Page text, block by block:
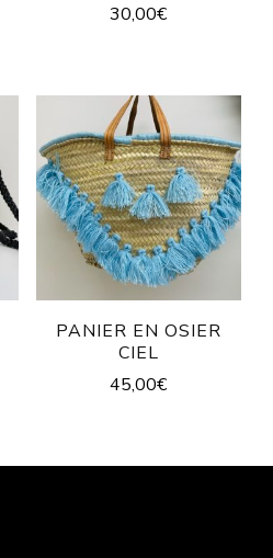
30,00€
PANIER EN OSIER
CIEL
45,00€